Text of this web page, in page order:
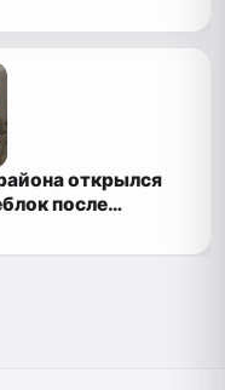
открылся
после